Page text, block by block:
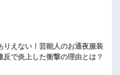
りえない！芸能人のお通夜服装
反で炎上した衝撃の理由とは？